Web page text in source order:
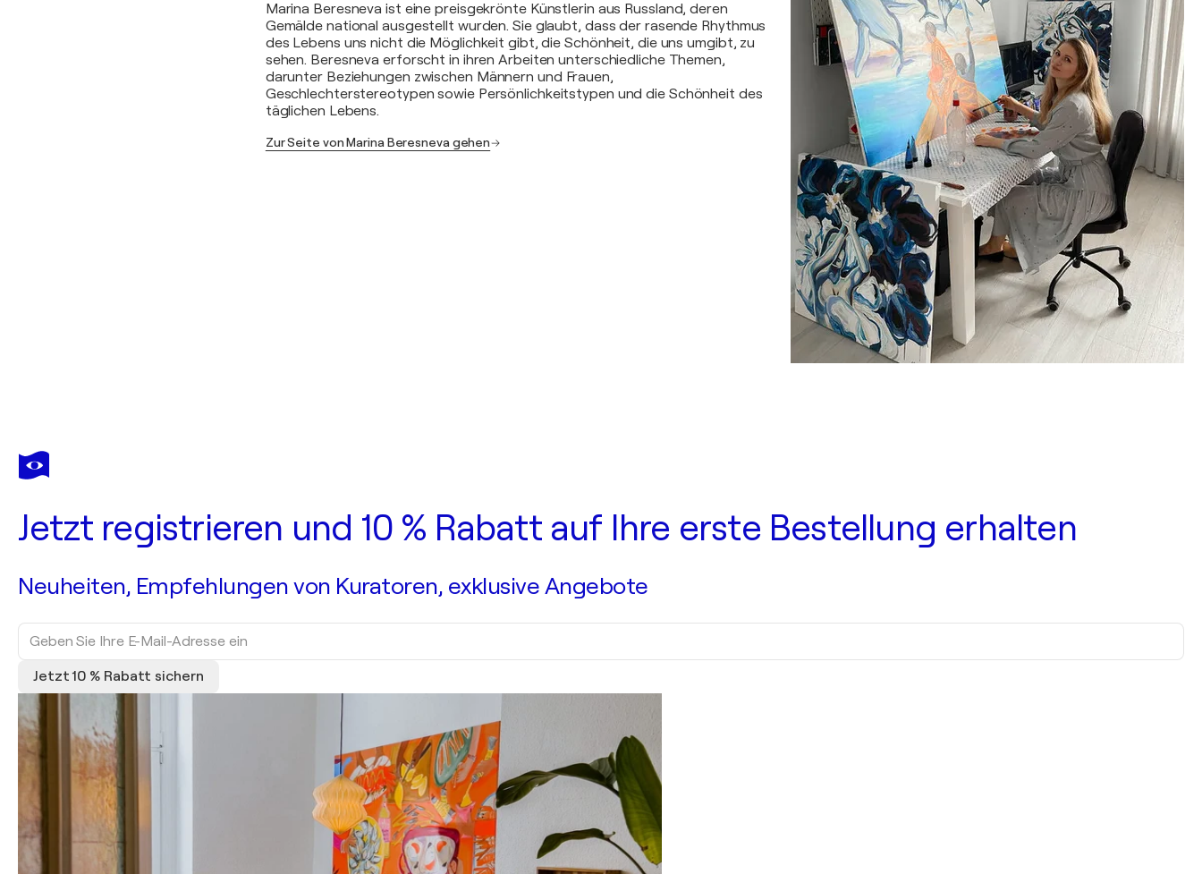
Marina Beresneva ist eine preisgekrönte Künstlerin aus Russland, deren
Gemälde national ausgestellt wurden. Sie glaubt, dass der rasende Rhythmus
des Lebens uns nicht die Möglichkeit gibt, die Schönheit, die uns umgibt, zu
sehen. Beresneva erforscht in ihren Arbeiten unterschiedliche Themen,
darunter Beziehungen zwischen Männern und Frauen,
Geschlechterstereotypen sowie Persönlichkeitstypen und die Schönheit des
täglichen Lebens.
Zur Seite von Marina Beresneva gehen
Jetzt registrieren und 10 % Rabatt auf Ihre erste Bestellung erhalten
Neuheiten, Empfehlungen von Kuratoren, exklusive Angebote
Jetzt 10 % Rabatt sichern